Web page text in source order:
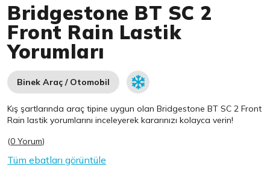
Bridgestone BT SC 2
Front Rain Lastik
Yorumları
Binek Araç / Otomobil
Kış şartlarında araç tipine uygun olanBridgestone BT SC 2 Front
Rain lastik yorumlarını inceleyerek kararınızı kolayca verin!
(0 Yorum)
Tüm ebatları görüntüle